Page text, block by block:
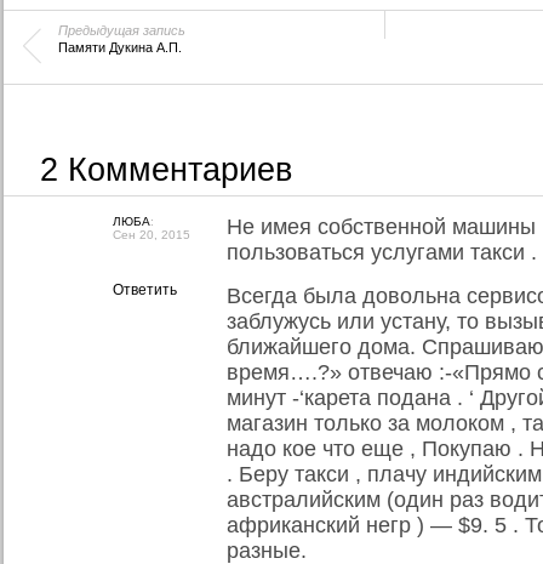
Предыдущая запись
Памяти Дукина А.П.
2 Комментариев
ЛЮБА:
Сен 20, 2015
Ответить
Не имея собственной машины
пользоваться услугами такси .
Всегда была довольна
заблужусь или устану, то
ближайшего дома.
время….?» отвечаю :-«Прямо
минут -‘карета подана . ‘
магазин только за молоком ,
надо кое что еще , Покупаю .
. Беру такси , плачу
австралийским (один раз
африканский негр ) — $9. 5 .
разные.